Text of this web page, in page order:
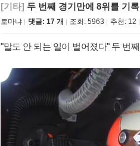
[기타] 두 번째 경기만에 8위를 기
로마냐 댓글: 17 개 조회: 5963 추천: 12
"말도 안 되는 일이 벌어졌다" 두 번